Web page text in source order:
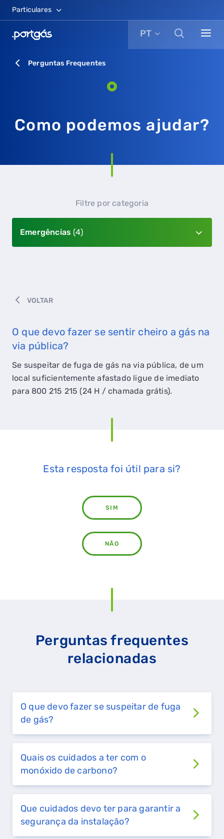
Particulares
PT
Perguntas Frequentes
Como podemos ajudar?
Emergências (4)
Filtre por categoria
VOLTAR
O que devo fazer se sentir cheiro a gás na
via pública?
Se suspeitar de fuga de gás na via pública, de um
local suficientemente afastado ligue de imediato
para 800 215 215 (24 H / chamada grátis).
Esta resposta foi útil para si?
SIM
NÃO
Perguntas frequentes
relacionadas
O que devo fazer se suspeitar de fuga
de gás?
Quais os cuidados a ter com o
monóxido de carbono?
Que cuidados devo ter para garantir a
segurança da instalação?